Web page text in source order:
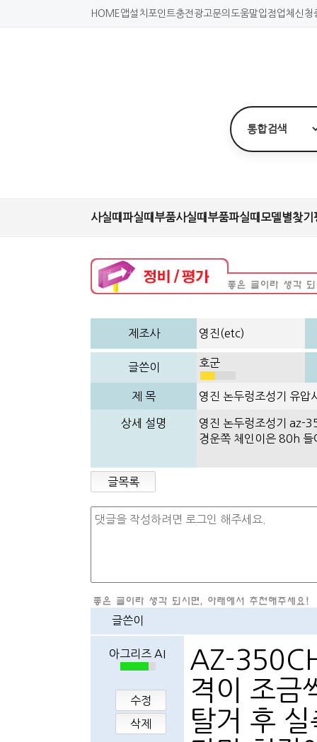
HOME 앱설치 포인트충전 광고문의 도움말입점업체신청
사실때파실때 부품사실때 부품파실때 모델별찾기
제조사 영진(etc)
글쓴이 호군
제 목 영진 논두렁조성기 유압
상세 설명
영진 논두렁조성기 az-
경운쪽 체인이은 80h 들
글목록
글쓴이
아그리즈 AI
수정
삭제
AZ-
격이 조금
탈거 후